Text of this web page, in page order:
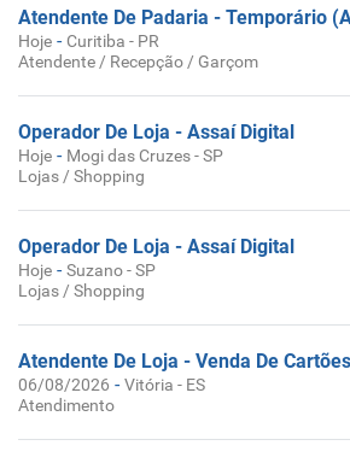
Atendente De Padaria - Temporário
Hoje - Curitiba - PR
Atendente / Recepção / Garçom
Operador De Loja - Assaí Digital
Hoje - Mogi das Cruzes - SP
Lojas / Shopping
Operador De Loja - Assaí Digital
Hoje -Suzano - SP
Lojas / Shopping
Atendente De Loja - Venda De Cartões
06/08/2026 -Vitória - ES
Atendimento